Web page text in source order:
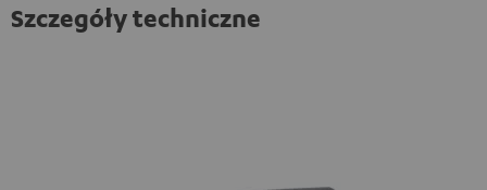
Szczegóły techniczne